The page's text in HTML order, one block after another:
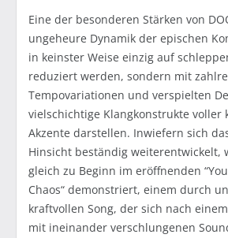
Eine der besonderen Stärken von
ungeheure Dynamik der epischen
in keinster Weise einzig auf
reduziert werden, sondern mit
Tempovariationen und verspielten
vielschichtige Klangkonstrukte voller
Akzente darstellen. Inwiefern sich
Hinsicht beständig weiterentwickelt,
gleich zu Beginn im eröffnenden
Chaos“ demonstriert, einem durch
kraftvollen Song, der sich nach
mit ineinander verschlungenen